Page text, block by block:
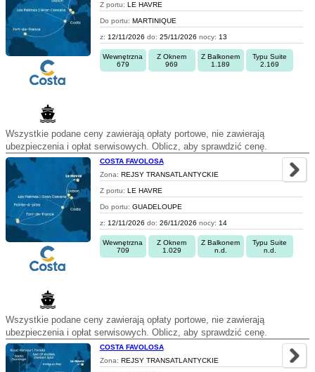
Z portu: LE HAVRE
Do portu: MARTINIQUE
z: 12/11/2026 do: 25/11/2026 nocy: 13
Wewnętrzna
679
Z Oknem
969
Z Balkonem
1.189
Typu Suite
2.169
Wszystkie podane ceny zawierają opłaty portowe, nie zawierają
ubezpieczenia i opłat serwisowych. Oblicz, aby sprawdzić cenę.
COSTA FAVOLOSA
Zona: REJSY TRANSATLANTYCKIE
Z portu: LE HAVRE
Do portu: GUADELOUPE
z: 12/11/2026 do: 26/11/2026 nocy: 14
Wewnętrzna
709
Z Oknem
1.029
Z Balkonem
n.d.
Typu Suite
n.d.
Wszystkie podane ceny zawierają opłaty portowe, nie zawierają
ubezpieczenia i opłat serwisowych. Oblicz, aby sprawdzić cenę.
COSTA FAVOLOSA
Zona: REJSY TRANSATLANTYCKIE